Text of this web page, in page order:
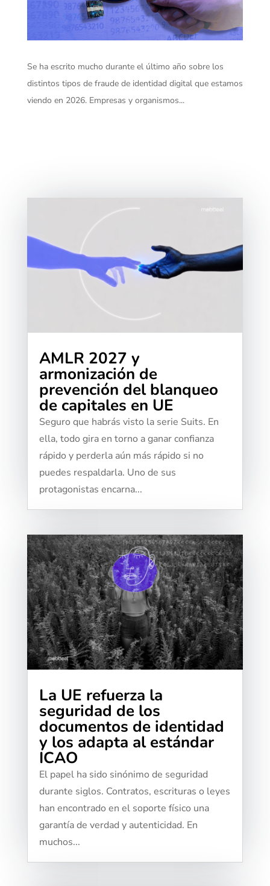
Se ha escrito mucho durante el último año sobre los
distintos tipos de fraude de identidad digital que estamos
viendo en 2026. Empresas y organismos...
AMLR 2027 y
armonización de
prevención del blanqueo
de capitales en UE
Seguro que habrás visto la serie Suits. En
ella, todo gira en torno a ganar confianza
rápido y perderla aún más rápido si no
puedes respaldarla. Uno de sus
protagonistas encarna...
La UE refuerza la
seguridad de los
documentos de identidad
y los adapta al estándar
ICAO
El papel ha sido sinónimo de seguridad
durante siglos. Contratos, escrituras o leyes
han encontrado en el soporte físico una
garantía de verdad y autenticidad. En
muchos...